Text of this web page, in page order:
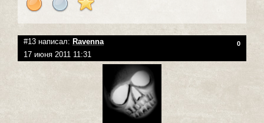
#13 написал: Ravenna 0
17 июня 2011 11:31